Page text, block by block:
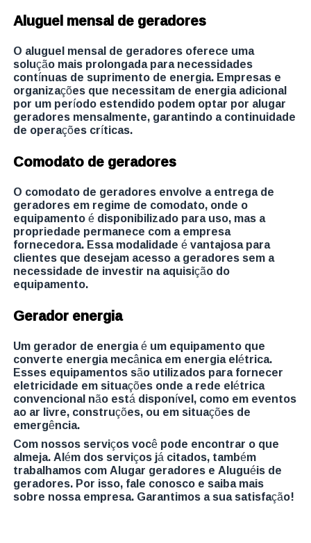
Aluguel mensal de geradores
O aluguel mensal de geradores oferece uma
solução mais prolongada para necessidades
contínuas de suprimento de energia. Empresas e
organizações que necessitam de energia adicional
por um período estendido podem optar por alugar
geradores mensalmente, garantindo a continuidade
de operações críticas.
Comodato de geradores
O comodato de geradores envolve a entrega de
geradores em regime de comodato, onde o
equipamento é disponibilizado para uso, mas a
propriedade permanece com a empresa
fornecedora. Essa modalidade é vantajosa para
clientes que desejam acesso a geradores sem a
necessidade de investir na aquisição do
equipamento.
Gerador energia
Um gerador de energia é um equipamento que
converte energia mecânica em energia elétrica.
Esses equipamentos são utilizados para fornecer
eletricidade em situações onde a rede elétrica
convencional não está disponível, como em eventos
ao ar livre, construções, ou em situações de
emergência.
Com nossos serviços você pode encontrar o que
almeja. Além dos serviços já citados, também
trabalhamos com Alugar geradores e Aluguéis de
geradores. Por isso, fale conosco e saiba mais
sobre nossa empresa. Garantimos a sua satisfação!